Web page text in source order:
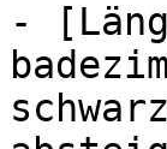
-